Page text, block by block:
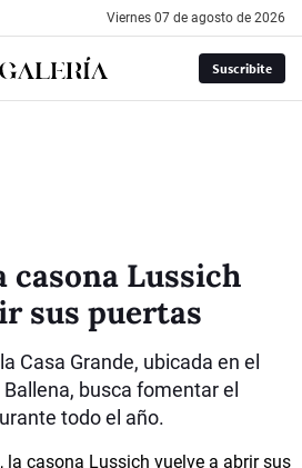
viernes 07 de agosto de 2026
Suscribite
casona Lussich
sus puertas
Casa Grande, ubicada en el
busca fomentar el
todo el año.